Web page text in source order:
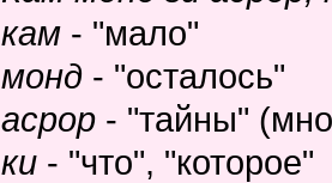
кам - "мало"
монд - "осталось"
асрор - "тайны"
ки - "что", "которое"